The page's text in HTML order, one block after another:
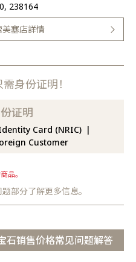
238164
塞店詳情
身份证明！
证明
Card (NRIC)
Customer
品。
部分了解更多信息。
石销售价格常见问题解答